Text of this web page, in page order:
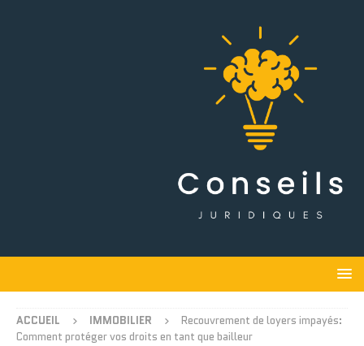
ACCUEIL IMMOBILIER
Recouvrement de loyers impayés:
Comment protéger vos droits en tant que bailleur